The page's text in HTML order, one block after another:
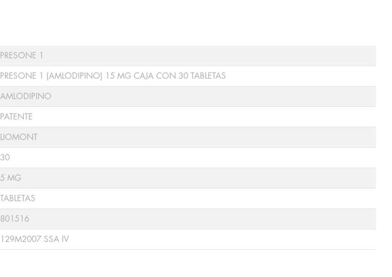
PRESONE 1
PRESONE 1 (AMLODIPINO) 15 MG CAJA CON 30 TABLETAS
AMLODIPINO
PATENTE
LIOMONT
30
5 MG
TABLETAS
801516
129M2007 SSA IV